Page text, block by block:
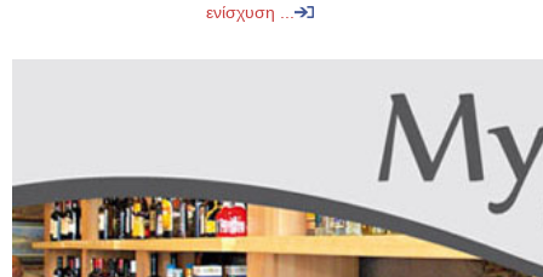
ενίσχυση ...